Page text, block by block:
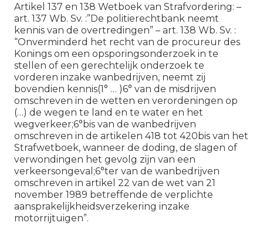
Artikel 137 en 138 Wetboek van Strafvordering: –
art. 137 Wb. Sv. :”De politierechtbank neemt
kennis van de overtredingen” – art. 138 Wb. Sv. :
“Onverminderd het recht van de procureur des
Konings om een opsporingsonderzoek in te
stellen of een gerechtelijk onderzoek te
vorderen inzake wanbedrijven, neemt zij
bovendien kennis(1° … )6° van de misdrijven
omschreven in de wetten en verordeningen op
(…) de wegen te land en te water en het
wegverkeer;6°bis van de wanbedrijven
omschreven in de artikelen 418 tot 420bis van het
Strafwetboek, wanneer de doding, de slagen of
verwondingen het gevolg zijn van een
verkeersongeval;6°ter van de wanbedrijven
omschreven in artikel 22 van de wet van 21
november 1989 betreffende de verplichte
aansprakelijkheidsverzekering inzake
motorrijtuigen”.